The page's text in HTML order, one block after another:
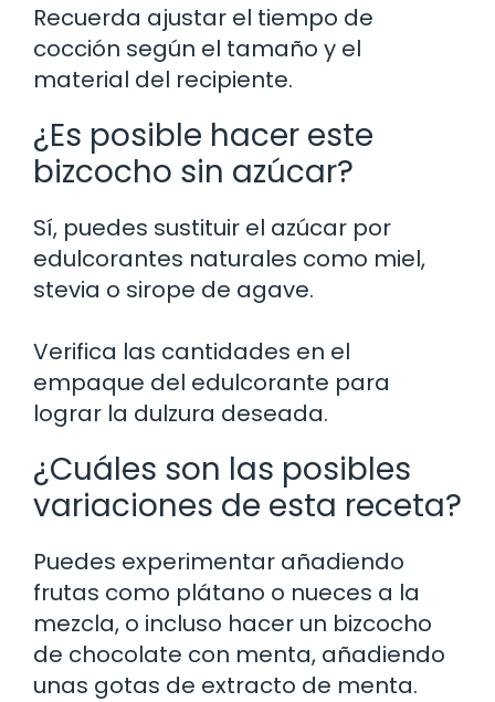
Recuerda ajustar el tiempo de
cocción según el tamaño y el
material del recipiente.
¿Es posible hacer este
bizcocho sin azúcar?
Sí, puedes sustituir el azúcar por
edulcorantes naturales como miel,
stevia o sirope de agave.
Verifica las cantidades en el
empaque del edulcorante para
lograr la dulzura deseada.
¿Cuáles son las posibles
variaciones de esta receta?
Puedes experimentar añadiendo
frutas como plátano o nueces a la
mezcla, o incluso hacer un bizcocho
de chocolate con menta, añadiendo
unas gotas de extracto de menta.